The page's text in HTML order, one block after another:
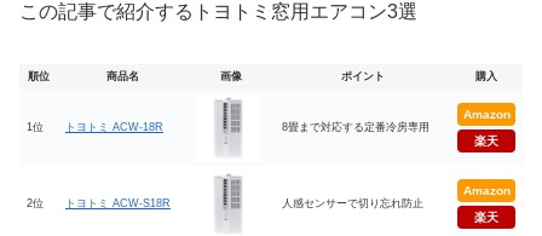
この記事で紹介するトヨトミ窓用エアコン3選
順位 商品名 画像 ポイント 購入
1位 トヨトミ ACW-18R 8畳まで対応する定番冷房専用
Amazon
楽天
2位 トヨトミ ACW-S18R 人感センサーで切り忘れ防止
Amazon
楽天